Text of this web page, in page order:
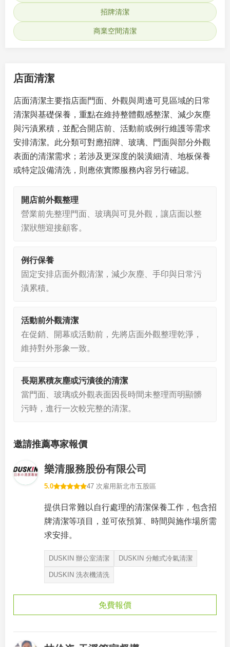
招牌清潔
商業空間清潔
店面清潔
店面清潔主要指店面門面、外觀與周邊可見區域的日常
清潔與基礎保養，重點在維持整體觀感整潔、減少灰塵
與污漬累積，並配合開店前、活動前或例行維護等需求
安排清潔。此分類可對應招牌、玻璃、門面與部分外觀
表面的清潔需求；若涉及更深度的裝潢細清、地板保養
或特定設備清洗，則應依實際服務內容另行確認。
開店前外觀整理
營業前先整理門面、玻璃與可見外觀，讓店面以整
潔狀態迎接顧客。
例行保養
固定安排店面外觀清潔，減少灰塵、手印與日常污
漬累積。
活動前外觀清潔
在促銷、開幕或活動前，先將店面外觀整理乾淨，
維持對外形象一致。
長期累積灰塵或污漬後的清潔
當門面、玻璃或外觀表面因長時間未整理而明顯髒
污時，進行一次較完整的清潔。
邀請推薦專家報價
樂清服務股份有限公司
5.0 47 次雇用 新北市五股區
提供日常難以自行處理的清潔保養工作，包含招
牌清潔等項目，並可依預算、時間與施作場所需
求安排。
DUSKIN 辦公室清潔 DUSKIN 分離式冷氣清潔
DUSKIN 洗衣機清洗
免費報價